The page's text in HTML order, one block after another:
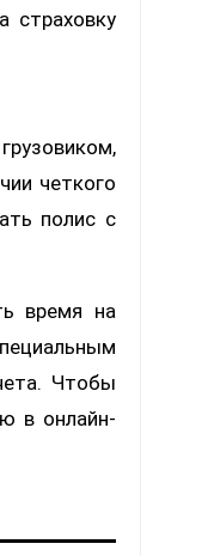
страховку
четкого
полис с
время на
Чтобы
в онлайн-